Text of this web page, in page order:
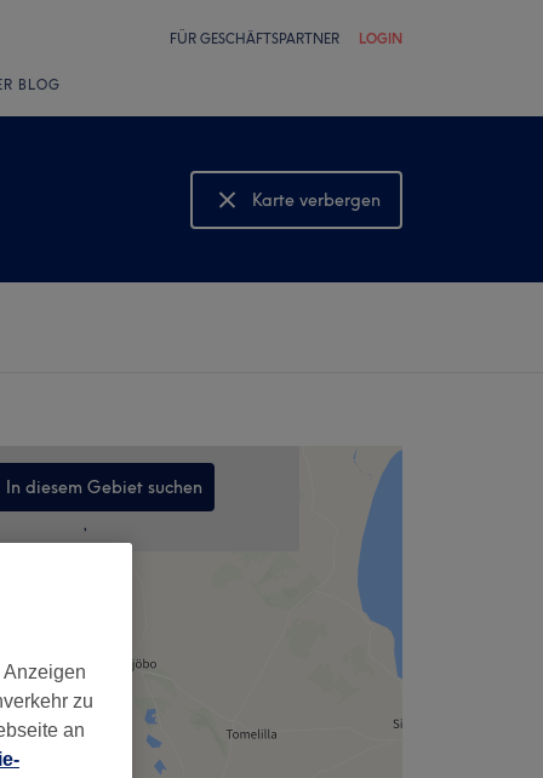
FÜR GESCHÄFTSPARTNER LOGIN
BLOG
Karte verbergen
Karte anzeigen
In diesem Gebiet suchen
,
zu
an